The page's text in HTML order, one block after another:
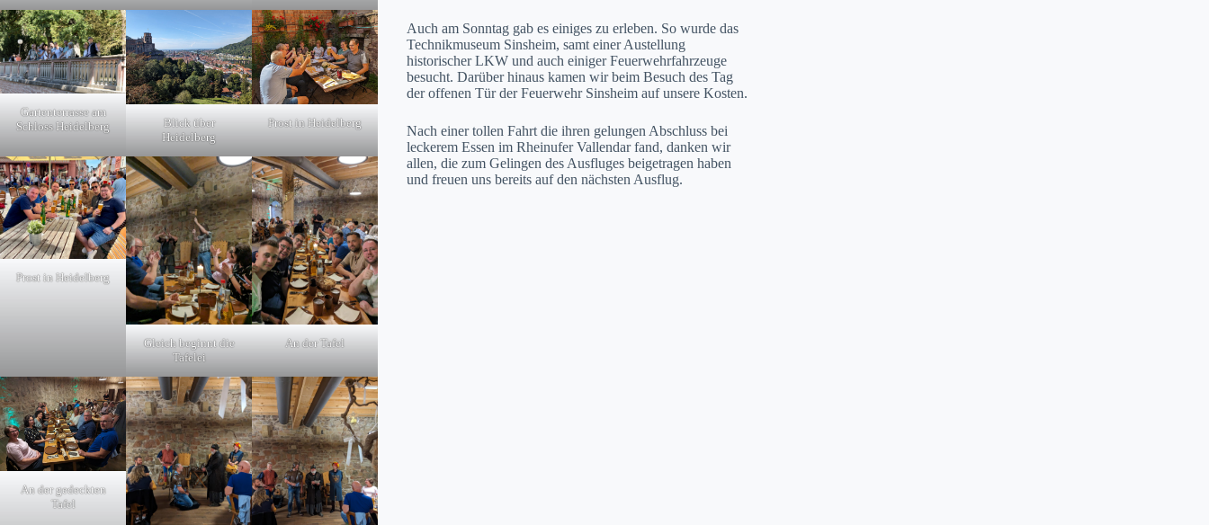
Gartenterrasse am
Schloss Heidelberg
Blick über
Heidelberg
Prost in Heidelberg
Prost in Heidelberg
Gleich beginnt die
Tafelei
An der Tafel
An der gedeckten
Tafel
Auch am Sonntag gab es einiges zu erleben. So wurde das
Technikmuseum Sinsheim, samt einer Austellung
historischer LKW und auch einiger Feuerwehrfahrzeuge
besucht. Darüber hinaus kamen wir beim Besuch des Tag
der offenen Tür der Feuerwehr Sinsheim auf unsere Kosten.
Nach einer tollen Fahrt die ihren gelungen Abschluss bei
leckerem Essen im Rheinufer Vallendar fand, danken wir
allen, die zum Gelingen des Ausfluges beigetragen haben
und freuen uns bereits auf den nächsten Ausflug.